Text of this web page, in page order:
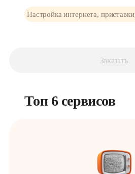
Настройка интернета,
Заказать
Топ 6 сервисов